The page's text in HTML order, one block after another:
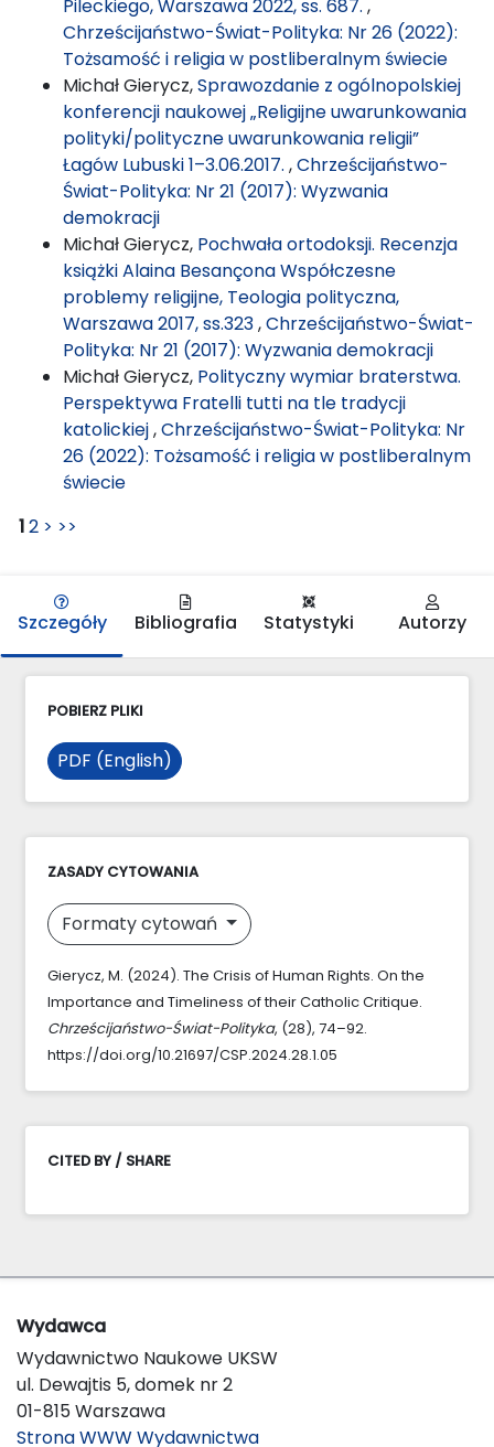
Pileckiego, Warszawa 2022, ss. 687. ,
Chrześcijaństwo-Świat-Polityka: Nr 26 (2022):
Tożsamość i religia w postliberalnym świecie
Michał Gierycz,Sprawozdanie z ogólnopolskiej
konferencji naukowej „Religijne uwarunkowania
polityki/polityczne uwarunkowania religii”
Łagów Lubuski 1–3.06.2017. ,Chrześcijaństwo-
Świat-Polityka: Nr 21 (2017): Wyzwania
demokracji
Michał Gierycz, Pochwała ortodoksji. Recenzja
książki Alaina Besançona Współczesne
problemy religijne, Teologia polityczna,
Warszawa 2017, ss.323,Chrześcijaństwo-Świat-
Polityka: Nr 21 (2017): Wyzwania demokracji
Michał Gierycz, Polityczny wymiar braterstwa.
Perspektywa Fratelli tutti na tle tradycji
katolickiej,Chrześcijaństwo-Świat-Polityka: Nr
26 (2022): Tożsamość i religia w postliberalnym
świecie
12 > >>
Szczegóły Bibliografia Statystyki Autorzy
POBIERZ PLIKI
PDF (English)
ZASADY CYTOWANIA
Formaty cytowań
Gierycz, M. (2024). The Crisis of Human Rights. On the
Importance and Timeliness of their Catholic Critique.
Chrześcijaństwo-Świat-Polityka, (28), 74–92.
https://doi.org/10.21697/CSP.2024.28.1.05
CITED BY / SHARE
Wydawca
Wydawnictwo Naukowe UKSW
ul. Dewajtis 5, domek nr 2
01-815 Warszawa
Strona WWW Wydawnictwa